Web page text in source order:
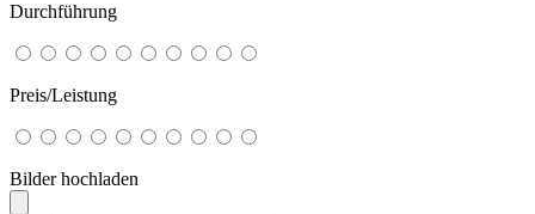
Durchführung
Preis/Leistung
Bilder hochladen